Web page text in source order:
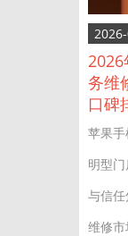
2026
务维
口碑
苹果手
明型
与信
维修市